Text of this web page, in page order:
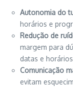
Autonomia do
horários e
Redução de
margem para
datas e
Comunicação
evitam